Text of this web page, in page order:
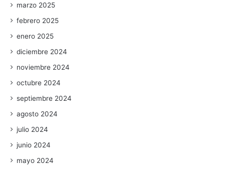
marzo 2025
febrero 2025
enero 2025
diciembre 2024
noviembre 2024
octubre 2024
septiembre 2024
agosto 2024
julio 2024
junio 2024
mayo 2024